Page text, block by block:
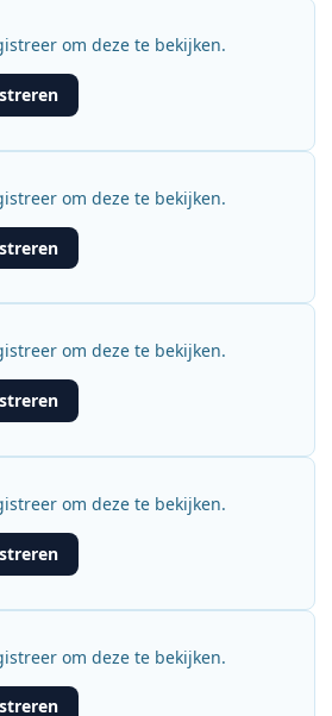
om deze te bekijken.
om deze te bekijken.
om deze te bekijken.
om deze te bekijken.
om deze te bekijken.